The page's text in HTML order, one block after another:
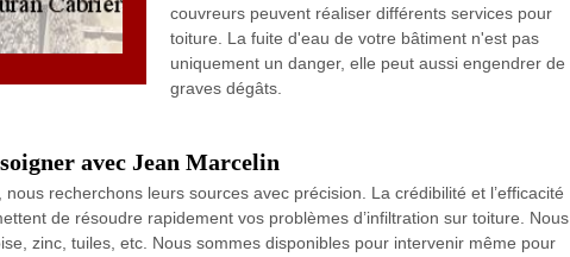
couvreurs peuvent réaliser différents services pour
toiture. La fuite d'eau de votre bâtiment n'est pas
uniquement un danger, elle peut aussi engendrer de
graves dégâts.
avec Jean Marcelin
recherchons leurs sources avec précision. La crédibilité et l’efficacité
de résoudre rapidement vos problèmes d’infiltration sur toiture. Nous
zinc, tuiles, etc. Nous sommes disponibles pour intervenir même pour